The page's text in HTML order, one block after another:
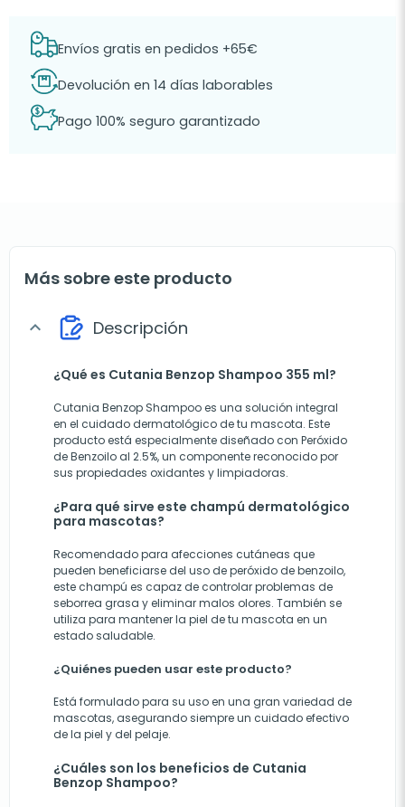
Envíos gratis en pedidos +65€
Devolución en 14 días laborables
Pago 100% seguro garantizado
Más sobre este producto
expand_more Descripción
¿Qué es Cutania Benzop Shampoo 355 ml?
Cutania Benzop Shampoo es una solución integral
en el cuidado dermatológico de tu mascota. Este
producto está especialmente diseñado con Peróxido
de Benzoilo al 2.5%, un componente reconocido por
sus propiedades oxidantes y limpiadoras.
¿Para qué sirve este champú dermatológico
para mascotas?
Recomendado para afecciones cutáneas que
pueden beneficiarse del uso de peróxido de benzoilo,
este champú es capaz de controlar problemas de
seborrea grasa y eliminar malos olores. También se
utiliza para mantener la piel de tu mascota en un
estado saludable.
¿Quiénes pueden usar este producto?
Está formulado para su uso en una gran variedad de
mascotas, asegurando siempre un cuidado efectivo
de la piel y del pelaje.
¿Cuáles son los beneficios de Cutania
Benzop Shampoo?